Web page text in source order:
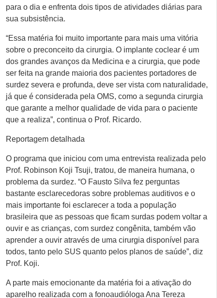
para o dia e enfrenta dois tipos de atividades diárias para
sua subsistência.
“Essa matéria foi muito importante para mais uma vitória
sobre o preconceito da cirurgia. O implante coclear é um
dos grandes avanços da Medicina e a cirurgia, que pode
ser feita na grande maioria dos pacientes portadores de
surdez severa e profunda, deve ser vista com naturalidade,
já que é considerada pela OMS, como a segunda cirurgia
que garante a melhor qualidade de vida para o paciente
que a realiza”, continua o Prof. Ricardo.
Reportagem detalhada
O programa que iniciou com uma entrevista realizada pelo
Prof. Robinson Koji Tsuji, tratou, de maneira humana, o
problema da surdez. “O Fausto Silva fez perguntas
bastante esclarecedoras sobre problemas auditivos e o
mais importante foi esclarecer a toda a população
brasileira que as pessoas que ficam surdas podem voltar a
ouvir e as crianças, com surdez congênita, também vão
aprender a ouvir através de uma cirurgia disponível para
todos, tanto pelo SUS quanto pelos planos de saúde”, diz
Prof. Koji.
A parte mais emocionante da matéria foi a ativação do
aparelho realizada com a fonoaudióloga Ana Tereza